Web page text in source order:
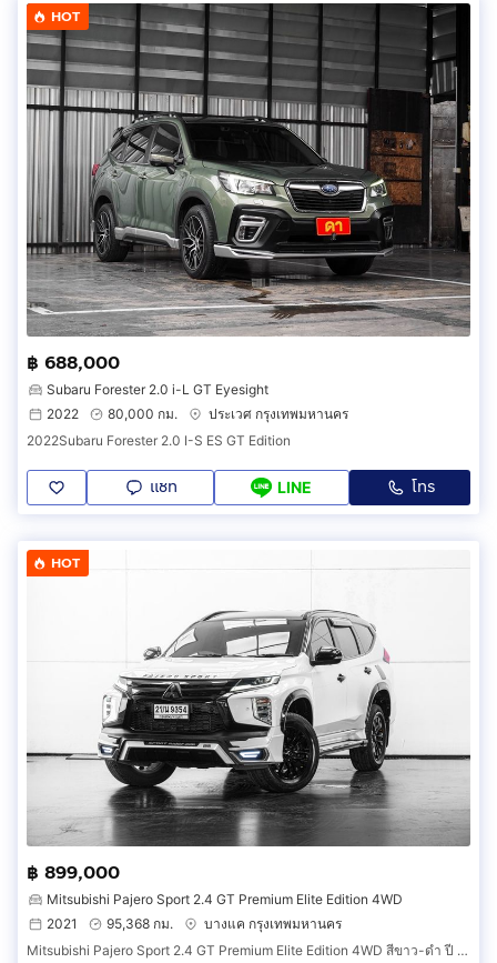
HOT
฿ 688,000
Subaru Forester 2.0 i-L GT Eyesight
2022
80,000 กม.
ประเวศ กรุงเทพมหานคร
2022Subaru Forester 2.0 I-S ES GT Edition
แชท LINE โทร
HOT
฿ 899,000
Mitsubishi Pajero Sport 2.4 GT Premium Elite Edition 4WD
2021
95,368 กม.
บางแค กรุงเทพมหานคร
Mitsubishi Pajero Sport 2.4 GT Premium Elite Edition 4WD สีขาว-ดำ ปี 2021 (รหัส 131V15)